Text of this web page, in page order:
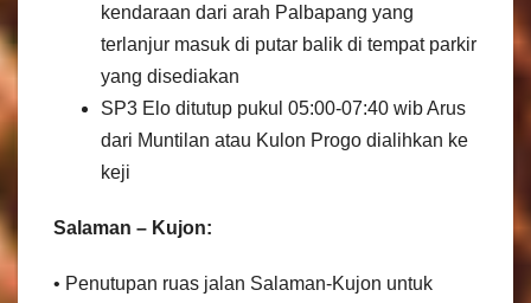
kendaraan dari arah Palbapang yang
terlanjur masuk di putar balik di tempat parkir
yang disediakan
SP3 Elo ditutup pukul 05:00-07:40 wib Arus
dari Muntilan atau Kulon Progo dialihkan ke
keji
Salaman – Kujon:
• Penutupan ruas jalan Salaman-Kujon untuk